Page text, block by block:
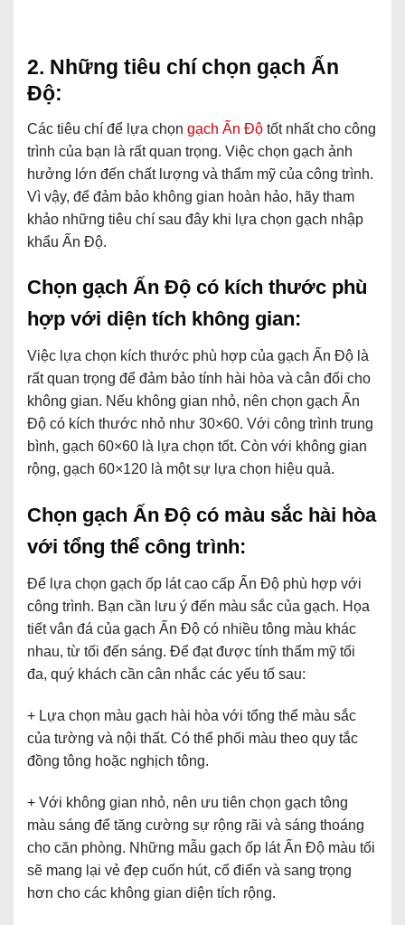
2. Những tiêu chí chọn gạch Ấn
Độ:
Các tiêu chí để lựa chọn gạch Ấn Độ tốt nhất cho công
trình của bạn là rất quan trọng. Việc chọn gạch ảnh
hưởng lớn đến chất lượng và thẩm mỹ của công trình.
Vì vậy, để đảm bảo không gian hoàn hảo, hãy tham
khảo những tiêu chí sau đây khi lựa chọn gạch nhập
khẩu Ấn Độ.
Chọn gạch Ấn Độ có kích thước phù
hợp với diện tích không gian:
Việc lựa chọn kích thước phù hợp của gạch Ấn Độ là
rất quan trọng để đảm bảo tính hài hòa và cân đối cho
không gian. Nếu không gian nhỏ, nên chọn gạch Ấn
Độ có kích thước nhỏ như 30×60. Với công trình trung
bình, gạch 60×60 là lựa chọn tốt. Còn với không gian
rộng, gạch 60×120 là một sự lựa chọn hiệu quả.
Chọn gạch Ấn Độ có màu sắc hài hòa
với tổng thể công trình:
Để lựa chọn gạch ốp lát cao cấp Ấn Độ phù hợp với
công trình. Bạn cần lưu ý đến màu sắc của gạch. Họa
tiết vân đá của gạch Ấn Độ có nhiều tông màu khác
nhau, từ tối đến sáng. Để đạt được tính thẩm mỹ tối
đa, quý khách cần cân nhắc các yếu tố sau:
+ Lựa chọn màu gạch hài hòa với tổng thể màu sắc
của tường và nội thất. Có thể phối màu theo quy tắc
đồng tông hoặc nghịch tông.
+ Với không gian nhỏ, nên ưu tiên chọn gạch tông
màu sáng để tăng cường sự rộng rãi và sáng thoáng
cho căn phòng. Những mẫu gạch ốp lát Ấn Độ màu tối
sẽ mang lại vẻ đẹp cuốn hút, cổ điển và sang trọng
hơn cho các không gian diện tích rộng.